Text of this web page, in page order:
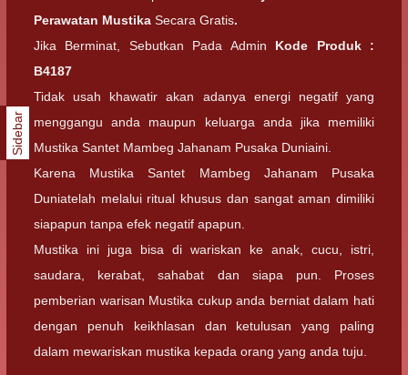
Perawatan Mustika Secara Gratis.
Jika Berminat, Sebutkan Pada Admin Kode Produk :
B4187
Tidak usah khawatir akan adanya energi negatif yang
menggangu anda maupun keluarga anda jika memiliki
Mustika Santet Mambeg Jahanam Pusaka Duniaini.
Karena Mustika Santet Mambeg Jahanam Pusaka
Duniatelah melalui ritual khusus dan sangat aman dimiliki
siapapun tanpa efek negatif apapun.
Mustika ini juga bisa di wariskan ke anak, cucu, istri,
saudara, kerabat, sahabat dan siapa pun. Proses
pemberian warisan Mustika cukup anda berniat dalam hati
dengan penuh keikhlasan dan ketulusan yang paling
dalam mewariskan mustika kepada orang yang anda tuju.
Sidebar